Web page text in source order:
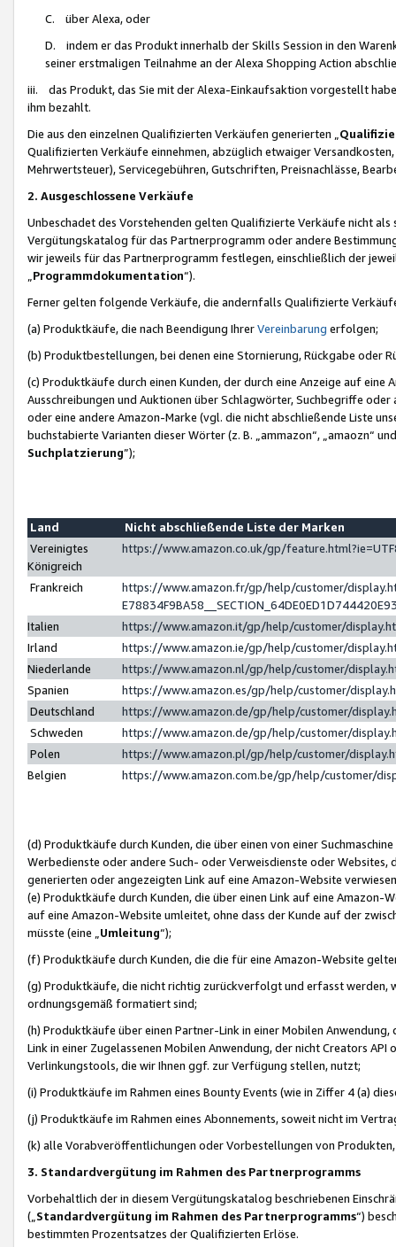
C. über Alexa, oder
D. indem er das Produkt innerhalb der Skills Session in den
seiner erstmaligen Teilnahme an der Alexa Shopping Action
iii. das Produkt, das Sie mit der Alexa-Einkaufsaktion vorgestellt
ihm bezahlt.
Die aus den einzelnen Qualifizierten Verkäufen generierten „
Qualifizierten Verkäufe einnehmen, abzüglich etwaiger
Mehrwertsteuer), Servicegebühren, Gutschriften, Preisnachlässe,
2. Ausgeschlossene Verkäufe
Unbeschadet des Vorstehenden gelten Qualifizierte Verkäufe nicht
Vergütungskatalog für das Partnerprogramm oder andere
wir jeweils für das Partnerprogramm festlegen, einschließlich der
Programmdokumentation“).
Ferner gelten folgende Verkäufe, die andernfalls Qualifizierte
(a) Produktkäufe, die nach Beendigung IhrerVereinbarung erfolgen;
(b) Produktbestellungen, bei denen eine Stornierung, Rückgabe oder
(c) Produktkäufe durch einen Kunden, der durch eine Anzeige auf
Ausschreibungen und Auktionen über Schlagwörter, Suchbegriffe
oder eine andere Amazon-Marke (vgl. die nicht abschließende Liste
buchstabierte Varianten dieser Wörter (z. B. „ammazon“, „amaozn“
Suchplatzierung”);
Land
Nicht abschließende Liste der Marken
Vereinigtes
Königreich
https://www.amazon.co.uk/gp/
Frankreich
https://www.amazon.fr/gp/help/customer/
Italien
https://www.amazon.it/gp/help/customer/
Irland
https://www.amazon.ie/gp/help/customer/
Niederlande
https://www.amazon.nl/gp/help/customer/
Spanien
https://www.amazon.es/gp/help/customer/
Deutschland
https://www.amazon.de/gp/help/customer/
Schweden
https://www.amazon.de/gp/help/customer/
Polen
https://www.amazon.pl/gp/help/customer/
Belgien
https://www.amazon.com.be/gp/help/customer/
(d) Produktkäufe durch Kunden, die über einen von einer
Werbedienste oder andere Such- oder Verweisdienste oder Websites,
generierten oder angezeigten Link auf eine Amazon-Website
(e) Produktkäufe durch Kunden, die über einen Link auf eine
auf eine Amazon-Website umleitet, ohne dass der Kunde auf der
müsste (eine „ Umleitung“);
(f) Produktkäufe durch Kunden, die die für eine Amazon-Website
(g) Produktkäufe, die nicht richtig zurückverfolgt und erfasst werden,
ordnungsgemäß formatiert sind;
(h) Produktkäufe über einen Partner-Link in einer Mobilen
Link in einer Zugelassenen Mobilen Anwendung, der nicht Creators
Verlinkungstools, die wir Ihnen ggf. zur Verfügung stellen, nutzt;
(i) Produktkäufe im Rahmen eines Bounty Events (wie in Ziffer 4 (a)
(j) Produktkäufe im Rahmen eines Abonnements, soweit nicht im
(k) alle Vorabveröffentlichungen oder Vorbestellungen von
3. Standardvergütung im Rahmen des Partnerprogramms
Vorbehaltlich der in diesem Vergütungskatalog beschriebenen
(„ Standardvergütung im Rahmen des Partnerprogramms“)
bestimmten Prozentsatzes der Qualifizierten Erlöse.